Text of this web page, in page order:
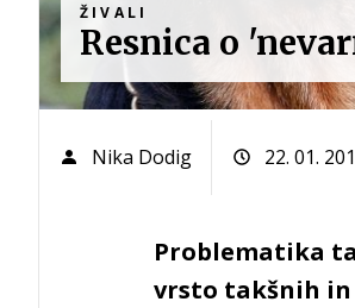
ŽIVALI
Resnica o
Nika Dodig 22. 01.
Problematika
vrsto takšnih in